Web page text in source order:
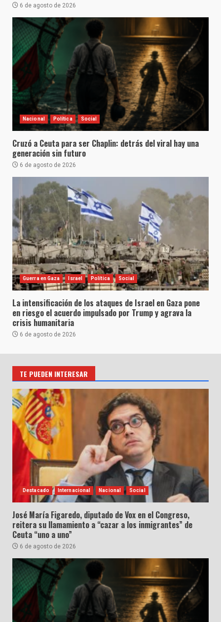
6 de agosto de 2026
Nacional Política Social
Cruzó a Ceuta para ser Chaplin: detrás del viral hay una
generación sin futuro
6 de agosto de 2026
Guerra en Gaza Israel Política Social
La intensificación de los ataques de Israel en Gaza pone
en riesgo el acuerdo impulsado por Trump y agrava la
crisis humanitaria
6 de agosto de 2026
TE PUEDEN INTERESAR
Destacado Internacional Nacional Social
José María Figaredo, diputado de Vox en el Congreso,
reitera su llamamiento a “cazar a los inmigrantes” de
Ceuta “uno a uno”
6 de agosto de 2026